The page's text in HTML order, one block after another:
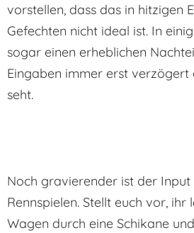
vorstellen, dass das in hitzigen
Gefechten nicht ideal ist. In
sogar einen erheblichen
Eingaben immer erst verzögert
seht.
Noch gravierender ist der Input
Rennspielen. Stellt euch vor, ihr
Wagen durch eine Schikane